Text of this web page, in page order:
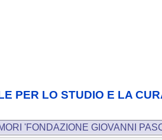
LO STUDIO E LA
'FONDAZIONE GIOVANNI